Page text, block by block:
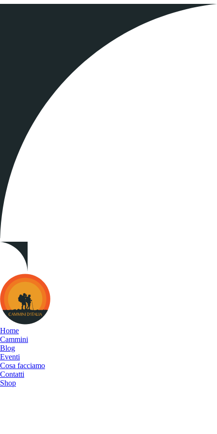
Cammini
d&#039;Italia
Home
Cammini
Blog
Eventi
Cosa facciamo
Contatti
Shop